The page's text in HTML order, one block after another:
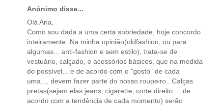
Anónimo disse...
Olá Ana,
Como sou dada a uma certa sobriedade, hoje concordo
inteiramente. Na minha opinião(oldfashion, ou para
algumas... anti-fashion e sem estilo), trata-se de
vestuário, calçado, e acessórios básicos, que na medida
do possível... e de acordo com o "gosto" de cada
uma..., devem fazer parte do nosso roupeiro . Calças
pretas(sejam elas jeans, cigarette, corte direito..., de
acordo com a tendência de cada momento) serão